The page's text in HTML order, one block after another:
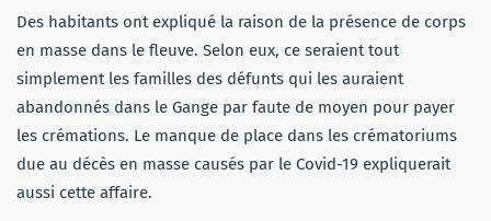
Des habitants ont expliqué la raison de la présence de corps
en masse dans le fleuve. Selon eux, ce seraient tout
simplement les familles des défunts qui les auraient
abandonnés dans le Gange par faute de moyen pour payer
les crémations. Le manque de place dans les crématoriums
due au décès en masse causés par le Covid-19 expliquerait
aussi cette affaire.